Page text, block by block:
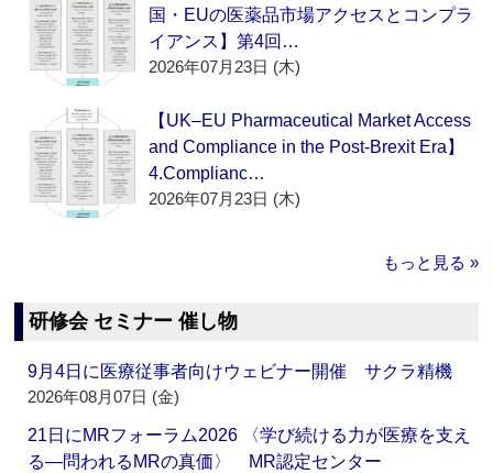
国・EUの医薬品市場アクセスとコンプラ
イアンス】第4回…
2026年07月23日 (木)
【UK–EU Pharmaceutical Market Access
and Compliance in the Post-Brexit Era】
4.Complianc…
2026年07月23日 (木)
もっと見る »
研修会 セミナー 催し物
9月4日に医療従事者向けウェビナー開催 サクラ精機
2026年08月07日 (金)
21日にMRフォーラム2026 〈学び続ける力が医療を支え
る―問われるMRの真価〉 MR認定センター